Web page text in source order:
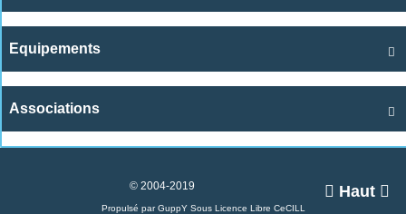

Equipements

Associations
 Haut 
© 2004-2019
Propulsé par GuppY Sous Licence Libre CeCILL